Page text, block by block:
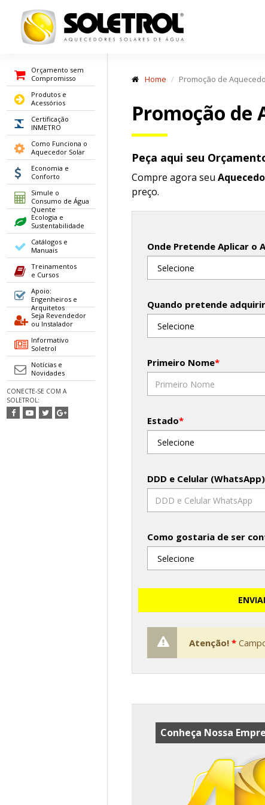
Orçamento sem
Compromisso
Produtos e
Acessórios
Certificação
INMETRO
Como Funciona o
Aquecedor Solar
Economia e
Conforto
Simule o
Consumo de Água
Quente
Ecologia e
Sustentabilidade
Catálogos e
Manuais
Treinamentos
e Cursos
Apoio:
Engenheiros e
Arquitetos
Seja Revendedor
ou Instalador
Informativo
Soletrol
Notícias e
Novidades
CONECTE-SE COM A
SOLETROL:
Home Promoção de
Promoção de
Peça aqui seu
Compre agora seu
preço.
Onde Pretende Aplicar o
Quando pretende
Primeiro Nome*
Estado*
DDD e Celular (WhatsApp)
Como gostaria de ser
Atenção! *
Conheça Nossa